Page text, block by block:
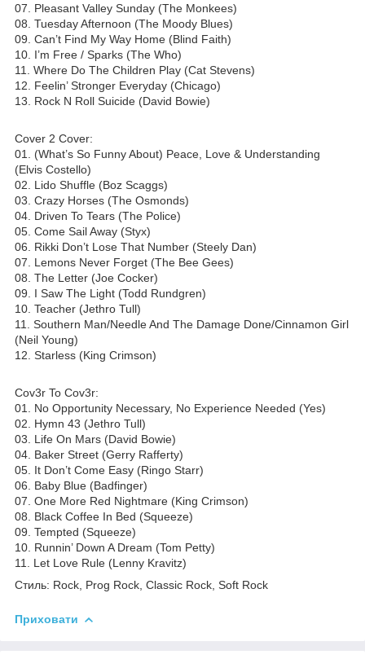
07. Pleasant Valley Sunday (The Monkees)
08. Tuesday Afternoon (The Moody Blues)
09. Can’t Find My Way Home (Blind Faith)
10. I’m Free / Sparks (The Who)
11. Where Do The Children Play (Cat Stevens)
12. Feelin’ Stronger Everyday (Chicago)
13. Rock N Roll Suicide (David Bowie)
Cover 2 Cover:
01. (What’s So Funny About) Peace, Love & Understanding
(Elvis Costello)
02. Lido Shuffle (Boz Scaggs)
03. Crazy Horses (The Osmonds)
04. Driven To Tears (The Police)
05. Come Sail Away (Styx)
06. Rikki Don’t Lose That Number (Steely Dan)
07. Lemons Never Forget (The Bee Gees)
08. The Letter (Joe Cocker)
09. I Saw The Light (Todd Rundgren)
10. Teacher (Jethro Tull)
11. Southern Man/Needle And The Damage Done/Cinnamon Girl
(Neil Young)
12. Starless (King Crimson)
Cov3r To Cov3r:
01. No Opportunity Necessary, No Experience Needed (Yes)
02. Hymn 43 (Jethro Tull)
03. Life On Mars (David Bowie)
04. Baker Street (Gerry Rafferty)
05. It Don’t Come Easy (Ringo Starr)
06. Baby Blue (Badfinger)
07. One More Red Nightmare (King Crimson)
08. Black Coffee In Bed (Squeeze)
09. Tempted (Squeeze)
10. Runnin’ Down A Dream (Tom Petty)
11. Let Love Rule (Lenny Kravitz)
Стиль: Rock, Prog Rock, Classic Rock, Soft Rock
Приховати